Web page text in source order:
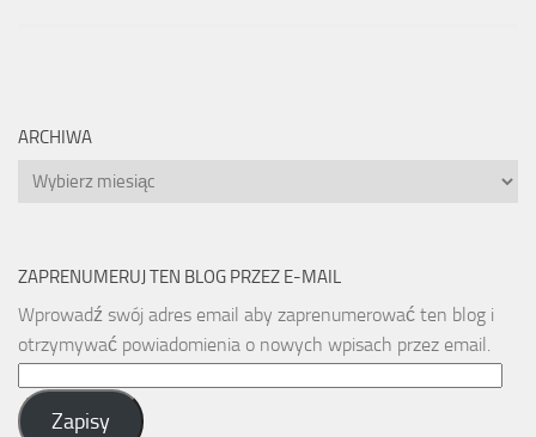
ARCHIWA
Archiwa
ZAPRENUMERUJ TEN BLOG PRZEZ E-MAIL
Wprowadź swój adres email aby zaprenumerować ten blog i
otrzymywać powiadomienia o nowych wpisach przez email.
Address:
Zapisy